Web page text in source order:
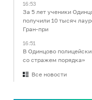
16:53
За 5 лет ученики
получили 10 тысяч
Гран-при
16:51
В Одинцово
со стражем порядка»
Все новости